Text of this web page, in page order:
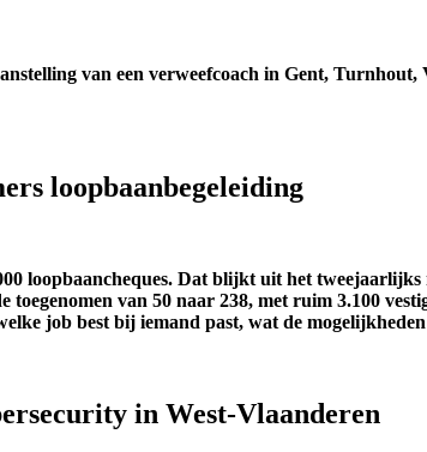
van een verweefcoach in Gent,
loopbaanbegeleiding
loopbaancheques. Dat blijkt uit het
van 50 naar 238, met ruim 3.100
job best bij iemand past, wat de
in West-Vlaanderen